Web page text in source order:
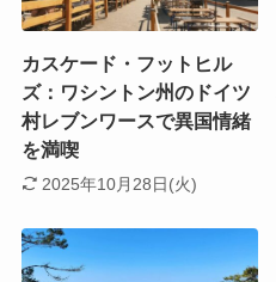
カスケード・フットヒル
ズ：ワシントン州のドイツ
村レブンワースで異国情緒
を満喫
2025年10月28日(火)